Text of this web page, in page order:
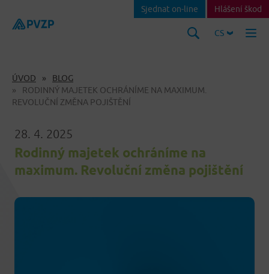
CS
Sjednat on-line Hlášení škod
ÚVOD
BLOG
RODINNÝ MAJETEK OCHRÁNÍME NA MAXIMUM.
REVOLUČNÍ ZMĚNA POJIŠTĚNÍ
28. 4. 2025
Rodinný majetek ochráníme na
maximum. Revoluční změna pojištění